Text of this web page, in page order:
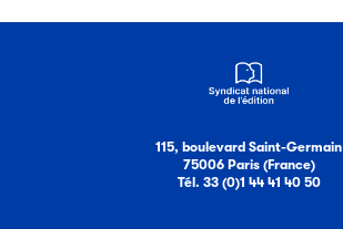
115, boulevard Saint-Germain
75006 Paris (France)
Tél. 33 (0)1 44 41 40 50